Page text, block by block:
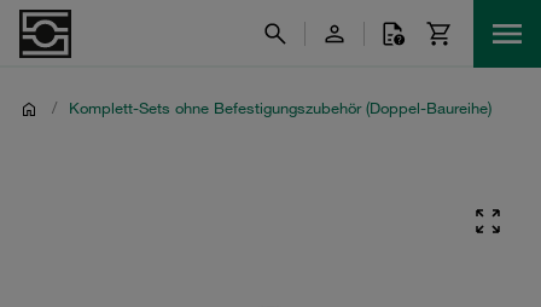
/ Komplett-Sets ohne Befestigungszubehör (Doppel-Baureihe)